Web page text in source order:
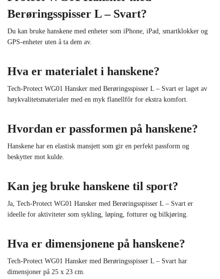
Berøringsspisser L – Svart?
Du kan bruke hanskene med enheter som iPhone, iPad, smartklokker og
GPS-enheter uten å ta dem av.
Hva er materialet i hanskene?
Tech-Protect WG01 Hansker med Berøringsspisser L – Svart er laget av
høykvalitetsmaterialer med en myk flanellfôr for ekstra komfort.
Hvordan er passformen på hanskene?
Hanskene har en elastisk mansjett som gir en perfekt passform og
beskytter mot kulde.
Kan jeg bruke hanskene til sport?
Ja, Tech-Protect WG01 Hansker med Berøringsspisser L – Svart er
ideelle for aktiviteter som sykling, løping, fotturer og bilkjøring.
Hva er dimensjonene på hanskene?
Tech-Protect WG01 Hansker med Berøringsspisser L – Svart har
dimensjoner på 25 x 23 cm.